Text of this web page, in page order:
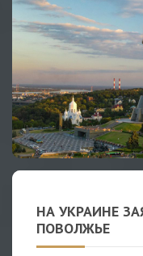
НА УКРАИНЕ
ПОВОЛЖЬЕ